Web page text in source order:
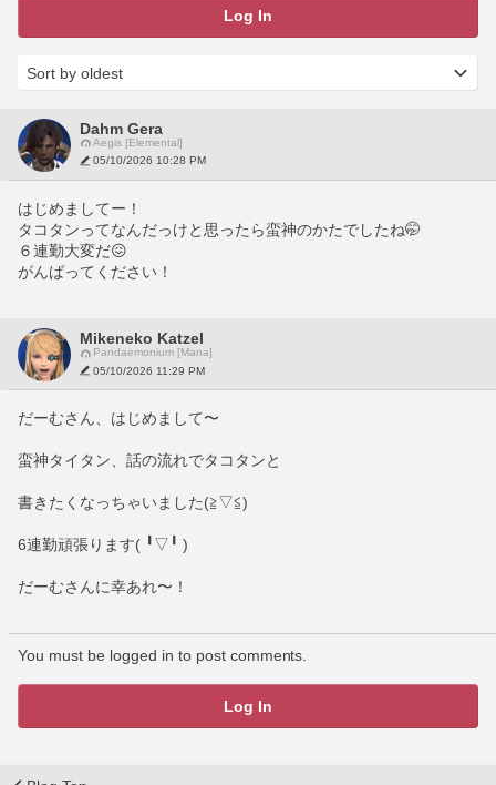
Log In
Dahm Gera
Aegis [Elemental]
05/10/2026 10:28 PM
はじめましてー！
タコタンってなんだっけと思ったら蛮神のかたでしたね🤭
６連勤大変だ😖
がんばってください！
Mikeneko Katzel
Pandaemonium [Mana]
05/10/2026 11:29 PM
だーむさん、はじめまして〜
蛮神タイタン、話の流れでタコタンと
書きたくなっちゃいました(⁠≧⁠▽⁠≦⁠)
6連勤頑張ります(⁠ ⁠╹⁠▽⁠╹⁠ ⁠)
だーむさんに幸あれ〜！
You must be logged in to post comments.
Log In